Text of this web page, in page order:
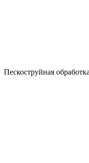
Пескоструйная